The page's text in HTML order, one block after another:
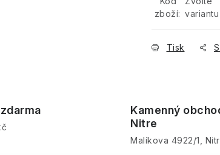
zboží: variantu
Tisk
Kamenný
Nitre
Malíkova 4922/1,